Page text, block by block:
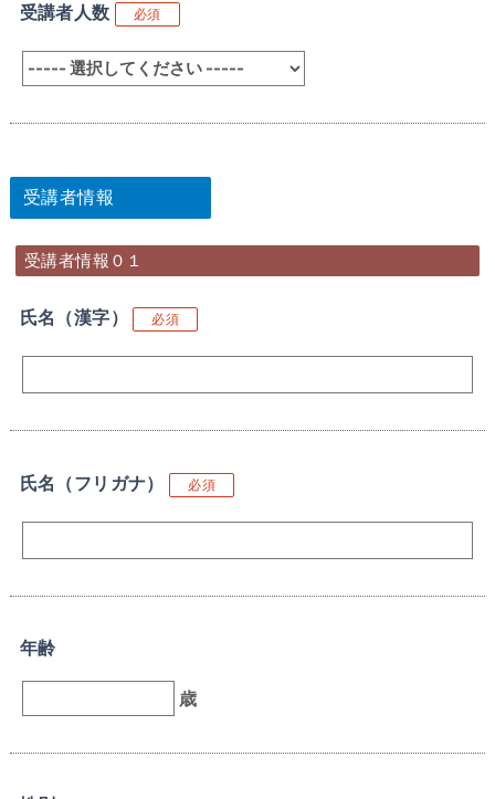
受講者人数 必須
受講者情報
受講者情報０１
氏名（漢字） 必須
氏名（フリガナ） 必須
年齢
歳